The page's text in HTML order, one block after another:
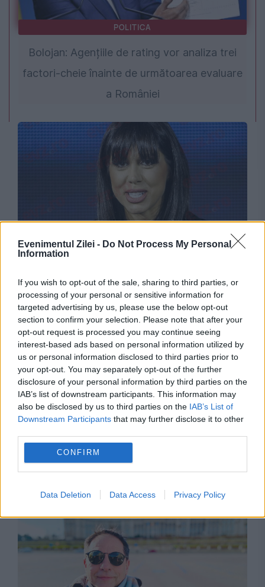
Evenimentul Zilei - Do Not Process My Personal
Information
If you wish to opt-out of the sale, sharing to third parties, or
processing of your personal or sensitive information for
targeted advertising by us, please use the below opt-out
section to confirm your selection. Please note that after your
opt-out request is processed you may continue seeing
interest-based ads based on personal information utilized by
us or personal information disclosed to third parties prior to
your opt-out. You may separately opt-out of the further
disclosure of your personal information by third parties on the
IAB’s list of downstream participants. This information may
also be disclosed by us to third parties on the IAB’s List of
Downstream Participants that may further disclose it to other
CONFIRM
Data Deletion Data Access Privacy Policy
POLITICA
Bolojan: Agențiile de rating vor analiza trei
factori-cheie înainte de următoarea evaluare
a României
MONDEN
la Antena. Detalii din culise
Marele transfer pe piața TV din România se